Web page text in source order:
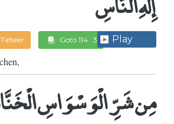
Tafseer Goto 114 : 3 Play
مِن شَرِّ الْوَسْوَاسِ